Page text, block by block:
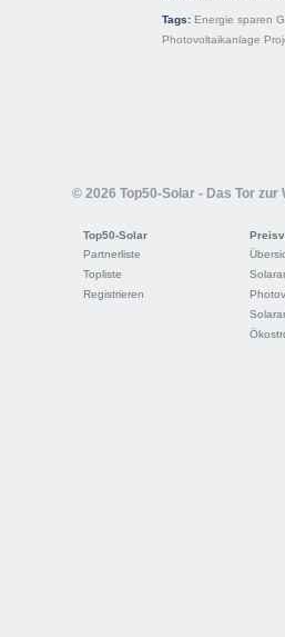
Tags: Energie sparen
Photovoltaikanlage
© 2026 Top50-Solar - Das Tor
Top50-Solar
Partnerliste
Topliste
Registrieren